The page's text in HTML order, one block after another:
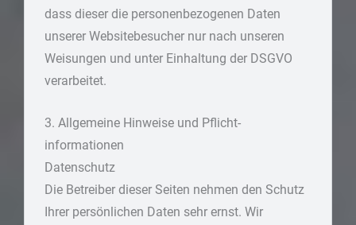
dass dieser die personenbezogenen Daten
unserer Websitebesucher nur nach unseren
Weisungen und unter Einhaltung der DSGVO
verarbeitet.
3. Allgemeine Hinweise und Pflicht­
informationen
Datenschutz
Die Betreiber dieser Seiten nehmen den Schutz
Ihrer persönlichen Daten sehr ernst. Wir